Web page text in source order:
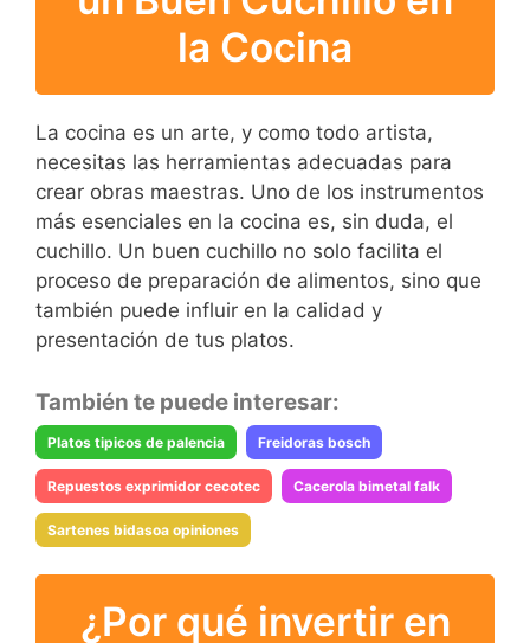
la Cocina
La cocina es un arte, y como todo artista,
necesitas las herramientas adecuadas para
crear obras maestras. Uno de los instrumentos
más esenciales en la cocina es, sin duda, el
cuchillo. Un buen cuchillo no solo facilita el
proceso de preparación de alimentos, sino que
también puede influir en la calidad y
presentación de tus platos.
También te puede interesar:
Platos tipicos de palencia Freidoras bosch
Repuestos exprimidor cecotec Cacerola bimetal falk
Sartenes bidasoa opiniones
¿Por qué invertir en